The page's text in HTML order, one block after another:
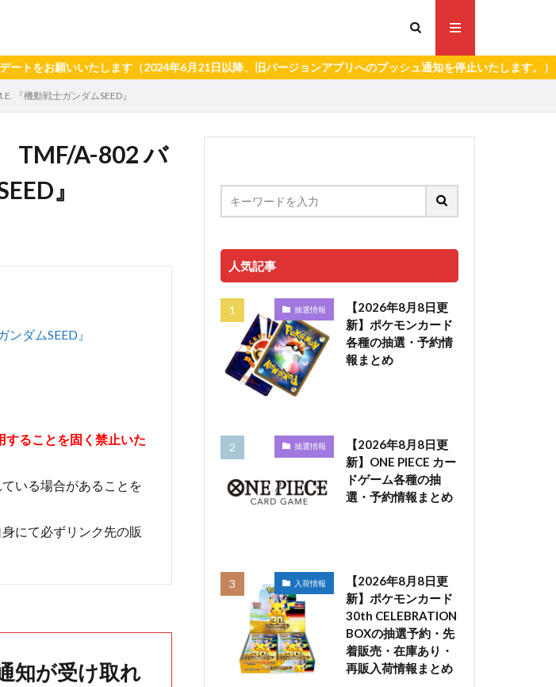
願いいたします（2024年6月21日以降、旧バージョンアプリへのプッシュ通知を停止いたします。）
『機動戦士ガンダムSEED』
TMF/A-802 バ
』
ダムSEED』
ることを固く禁止いた
いる場合があることを
にて必ずリンク先の販
知が受け取れ
人気記事
抽選情報
【2026年8月8日更
新】ポケモンカード
各種の抽選・予約情
報まとめ
抽選情報
【2026年8月8日更
新】ONE PIECE カー
ドゲーム各種の抽
選・予約情報まとめ
入荷情報
【2026年8月8日更
新】ポケモンカード
30th CELEBRATION
BOXの抽選予約・先
着販売・在庫あり・
再販入荷情報まとめ